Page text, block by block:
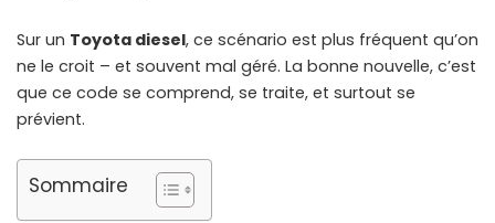
Sur un Toyota diesel, ce scénario est plus fréquent qu’on
ne le croit – et souvent mal géré. La bonne nouvelle, c’est
que ce code se comprend, se traite, et surtout se
prévient.
Sommaire